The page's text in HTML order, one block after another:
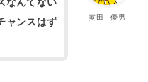
黄田 優男
ャンスはず